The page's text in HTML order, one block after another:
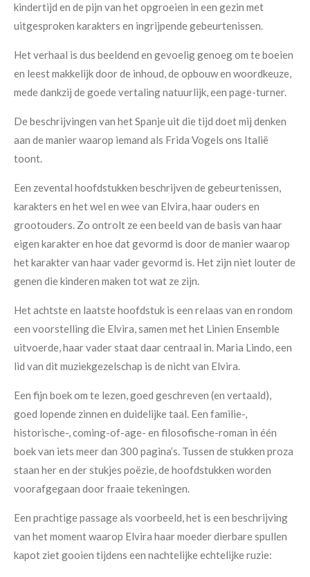
kindertijd en de pijn van het opgroeien in een gezin met
uitgesproken karakters en ingrijpende gebeurtenissen.
Het verhaal is dus beeldend en gevoelig genoeg om te boeien
en leest makkelijk door de inhoud, de opbouw en woordkeuze,
mede dankzij de goede vertaling natuurlijk, een page-turner.
De beschrijvingen van het Spanje uit die tijd doet mij denken
aan de manier waarop iemand als Frida Vogels ons Italië
toont.
Een zevental hoofdstukken beschrijven de gebeurtenissen,
karakters en het wel en wee van Elvira, haar ouders en
grootouders. Zo ontrolt ze een beeld van de basis van haar
eigen karakter en hoe dat gevormd is door de manier waarop
het karakter van haar vader gevormd is. Het zijn niet louter de
genen die kinderen maken tot wat ze zijn.
Het achtste en laatste hoofdstuk is een relaas van en rondom
een voorstelling die Elvira, samen met het Linien Ensemble
uitvoerde, haar vader staat daar centraal in. Maria Lindo, een
lid van dit muziekgezelschap is de nicht van Elvira.
Een fijn boek om te lezen, goed geschreven (en vertaald),
goed lopende zinnen en duidelijke taal. Een familie-,
historische-, coming-of-age- en filosofische-roman in één
boek van iets meer dan 300 pagina’s. Tussen de stukken proza
staan her en der stukjes poëzie, de hoofdstukken worden
voorafgegaan door fraaie tekeningen.
Een prachtige passage als voorbeeld, het is een beschrijving
van het moment waarop Elvira haar moeder dierbare spullen
kapot ziet gooien tijdens een nachtelijke echtelijke ruzie: